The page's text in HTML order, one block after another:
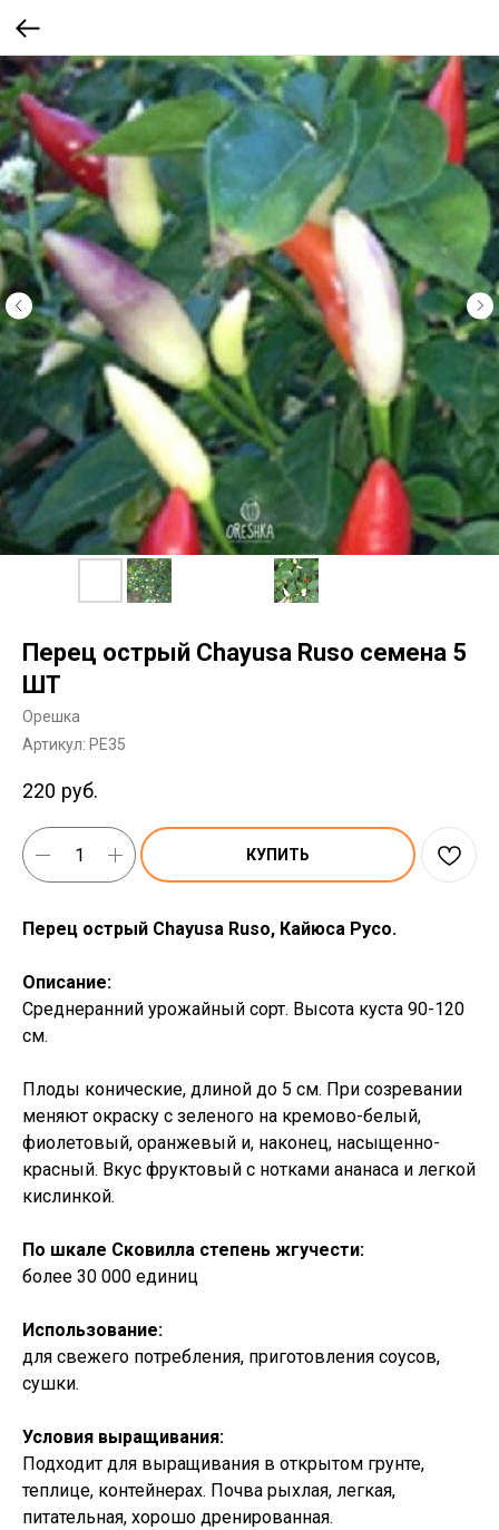
Перец острый Chayusa Ruso семена 5
ШТ
Орешка
Артикул: PE35
220 руб.
КУПИТЬ
Перец острый Chayusa Ruso, Кайюса Русо.
Описание:
Среднеранний урожайный сорт. Высота куста 90-120
см.
Плоды конические, длиной до 5 см. При созревании
меняют окраску с зеленого на кремово-белый,
фиолетовый, оранжевый и, наконец, насыщенно-
красный. Вкус фруктовый с нотками ананаса и легкой
кислинкой.
По шкале Сковилла степень жгучести:
более 30 000 единиц
Использование:
для свежего потребления, приготовления соусов,
сушки.
Условия выращивания:
Подходит для выращивания в открытом грунте,
теплице, контейнерах. Почва рыхлая, легкая,
питательная, хорошо дренированная.